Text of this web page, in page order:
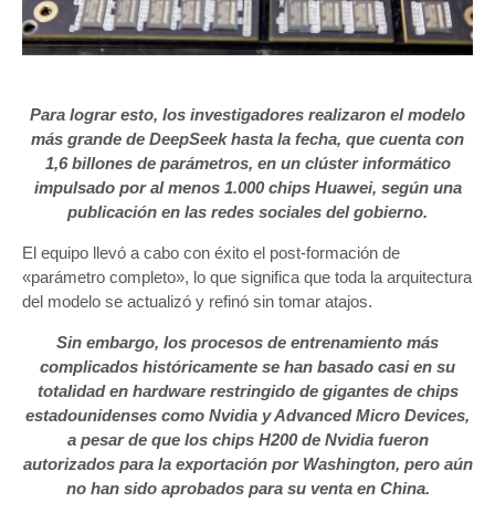
Para lograr esto, los investigadores realizaron el modelo
más grande de DeepSeek hasta la fecha, que cuenta con
1,6 billones de parámetros, en un clúster informático
impulsado por al menos 1.000 chips Huawei, según una
publicación en las redes sociales del gobierno.
El equipo llevó a cabo con éxito el post-formación de
«parámetro completo», lo que significa que toda la arquitectura
del modelo se actualizó y refinó sin tomar atajos.
Sin embargo, los procesos de entrenamiento más
complicados históricamente se han basado casi en su
totalidad en hardware restringido de gigantes de chips
estadounidenses como Nvidia y Advanced Micro Devices,
a pesar de que los chips H200 de Nvidia fueron
autorizados para la exportación por Washington, pero aún
no han sido aprobados para su venta en China.